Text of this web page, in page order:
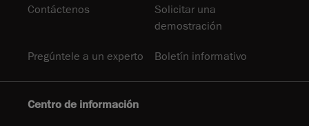
Contáctenos
Solicitar una
demostración
Pregúntele a un experto Boletín informativo
Centro de información